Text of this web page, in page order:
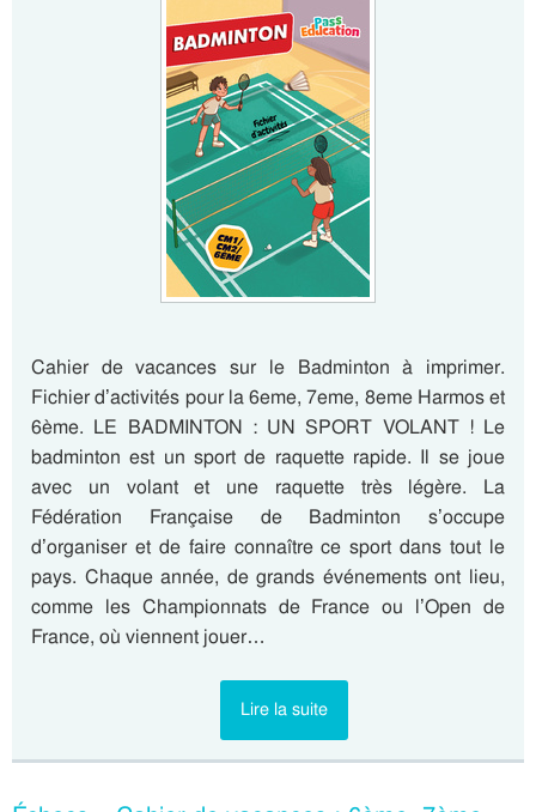
Cahier de vacances sur le Badminton à imprimer.
Fichier d’activités pour la 6eme, 7eme, 8eme Harmos et
6ème. LE BADMINTON : UN SPORT VOLANT ! Le
badminton est un sport de raquette rapide. Il se joue
avec un volant et une raquette très légère. La
Fédération Française de Badminton s’occupe
d’organiser et de faire connaître ce sport dans tout le
pays. Chaque année, de grands événements ont lieu,
comme les Championnats de France ou l’Open de
France, où viennent jouer…
Lire la suite